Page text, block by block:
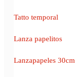
Tatto temporal
Lanza papelitos
Lanzapapeles 30cm